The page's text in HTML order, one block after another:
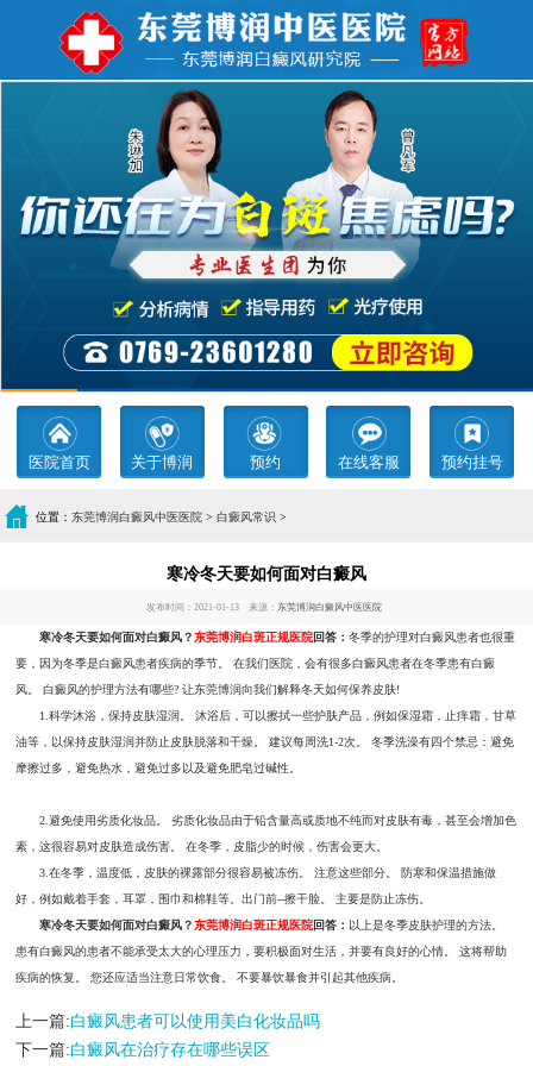
医院首页 关于博润 预约 在线客服 预约挂号
位置： 东莞博润白癜风中医医院 > 白癜风常识 >
寒冷冬天要如何面对白癜风
发布时间：2021-01-13 来源： 东莞博润白癜风中医医院
寒冷冬天要如何面对白癜风？东莞博润白斑正规医院回答：冬季的护理对白癜风患者也很重
要，因为冬季是白癜风患者疾病的季节。 在我们医院，会有很多白癜风患者在冬季患有白癜
风。 白癜风的护理方法有哪些? 让东莞博润向我们解释冬天如何保养皮肤!
1.科学沐浴，保持皮肤湿润。 沐浴后，可以擦拭一些护肤产品，例如保湿霜，止痒霜，甘草
油等，以保持皮肤湿润并防止皮肤脱落和干燥。 建议每周洗1-2次。 冬季洗澡有四个禁忌：避免
摩擦过多，避免热水，避免过多以及避免肥皂过碱性。
2.避免使用劣质化妆品。 劣质化妆品由于铅含量高或质地不纯而对皮肤有毒，甚至会增加色
素，这很容易对皮肤造成伤害。 在冬季，皮脂少的时候，伤害会更大。
3.在冬季，温度低，皮肤的裸露部分很容易被冻伤。 注意这些部分。 防寒和保温措施做
好，例如戴着手套，耳罩，围巾和棉鞋等。出门前--擦干脸。 主要是防止冻伤。
寒冷冬天要如何面对白癜风？东莞博润白斑正规医院回答： 以上是冬季皮肤护理的方法。
患有白癜风的患者不能承受太大的心理压力，要积极面对生活，并要有良好的心情。 这将帮助
疾病的恢复。 您还应适当注意日常饮食。 不要暴饮暴食并引起其他疾病。
上一篇:白癜风患者可以使用美白化妆品吗
下一篇:白癜风在治疗存在哪些误区